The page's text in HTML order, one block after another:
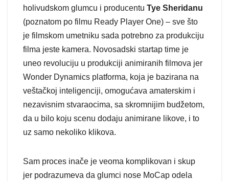
holivudskom glumcu i producentu Tye Sheridanu
(poznatom po filmu Ready Player One) – sve što
je filmskom umetniku sada potrebno za produkciju
filma jeste kamera. Novosadski startap time je
uneo revoluciju u produkciji animiranih filmova jer
Wonder Dynamics platforma, koja je bazirana na
veštačkoj inteligenciji, omogućava amaterskim i
nezavisnim stvaraocima, sa skromnijim budžetom,
da u bilo koju scenu dodaju animirane likove, i to
uz samo nekoliko klikova.
Sam proces inače je veoma komplikovan i skup
jer podrazumeva da glumci nose MoCap odela